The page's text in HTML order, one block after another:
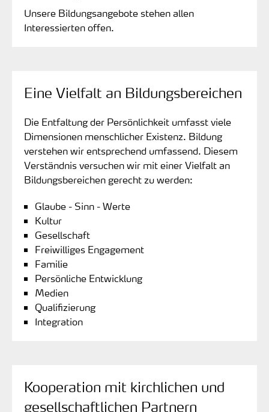
Unsere Bildungsangebote stehen allen
Interessierten offen.
Eine Vielfalt an Bildungsbereichen
Die Entfaltung der Persönlichkeit umfasst viele
Dimensionen menschlicher Existenz. Bildung
verstehen wir entsprechend umfassend. Diesem
Verständnis versuchen wir mit einer Vielfalt an
Bildungsbereichen gerecht zu werden:
Glaube - Sinn - Werte
Kultur
Gesellschaft
Freiwilliges Engagement
Familie
Persönliche Entwicklung
Medien
Qualifizierung
Integration
Kooperation mit kirchlichen und
gesellschaftlichen Partnern